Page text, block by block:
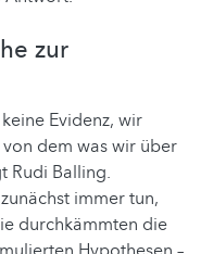
zur
Evidenz, wir
dem was wir über
Rudi Balling.
immer tun,
durchkämmten die